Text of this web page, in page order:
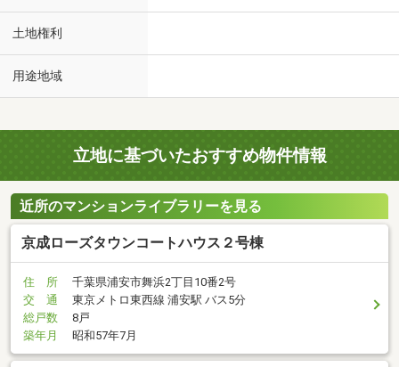
土地権利
用途地域
立地に基づいたおすすめ物件情報
近所のマンションライブラリーを見る
京成ローズタウンコートハウス２号棟
住 所
千葉県浦安市舞浜2丁目10番2号
交 通
東京メトロ東西線 浦安駅 バス5分
総戸数
8戸
築年月
昭和57年7月